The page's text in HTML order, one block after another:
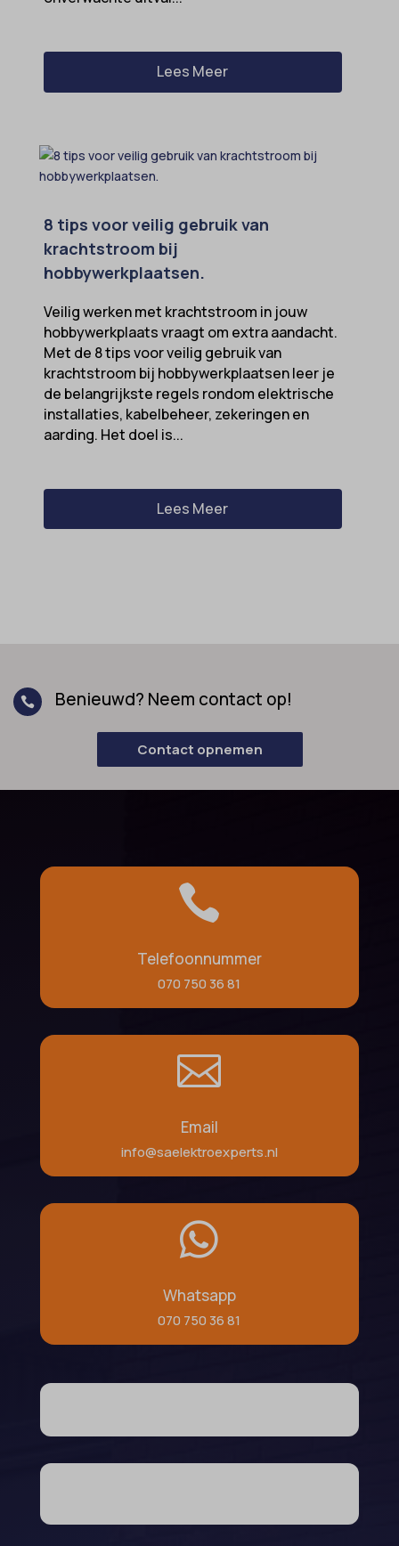
Lees Meer
8 tips voor veilig gebruik van
krachtstroom bij
hobbywerkplaatsen.
Veilig werken met krachtstroom in jouw
hobbywerkplaats vraagt om extra aandacht.
Met de 8 tips voor veilig gebruik van
krachtstroom bij hobbywerkplaatsen leer je
de belangrijkste regels rondom elektrische
installaties, kabelbeheer, zekeringen en
aarding. Het doel is...
Lees Meer
 Benieuwd? Neem contact op!
Contact opnemen

Telefoonnummer
070 750 36 81

Email
info@saelektroexperts.nl

Whatsapp
070 750 36 81